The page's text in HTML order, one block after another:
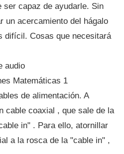
ser capaz de ayudarle. Sin
un acercamiento del hágalo
difícil. Cosas que necesitará
audio
Matemáticas 1
de alimentación. A
cable coaxial , que sale de la
in" . Para ello, atornillar
a la rosca de la "cable in" ,